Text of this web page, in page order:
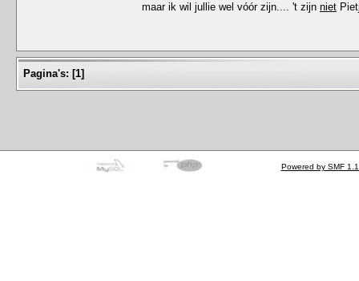
maar ik wil jullie wel vóór zijn.... 't zijn niet
Pagina's: [1]
Powered by SMF